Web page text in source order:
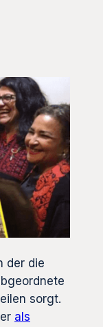
der die
sorgt.
als